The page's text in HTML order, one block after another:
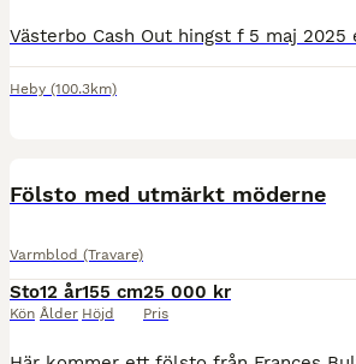
Heby (100.3km)
Fölsto med utmärkt möderne
Varmblod (Travare)
Sto
Kön
12 år
Ålder
155 cm
Höjd
25 000 kr
Pris